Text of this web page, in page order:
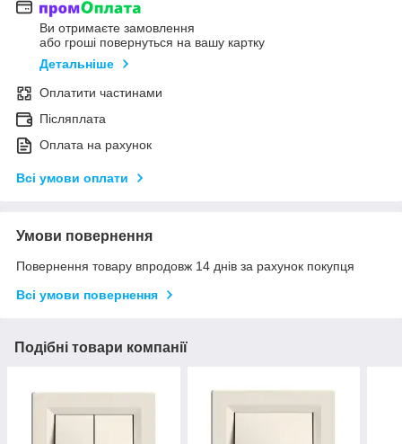
Ви отримаєте замовлення
або гроші повернуться на вашу картку
Детальніше
Оплатити частинами
Післяплата
Оплата на рахунок
Всі умови оплати
Умови повернення
Повернення товару впродовж 14 днів за рахунок покупця
Всі умови повернення
Подібні товари компанії